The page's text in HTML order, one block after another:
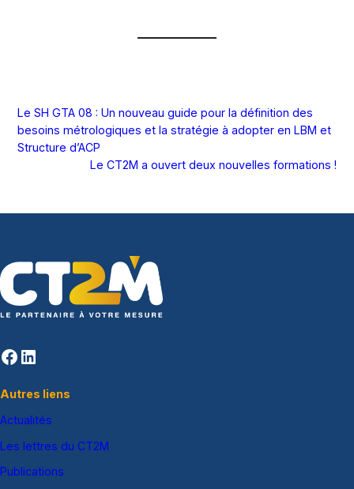
Le SH GTA 08 : Un nouveau guide pour la définition des
besoins métrologiques et la stratégie à adopter en LBM et
Structure d’ACP
Le CT2M a ouvert deux nouvelles formations !
Facebook LinkedIn
Autres liens
Actualités
Les lettres du CT2M
Publications